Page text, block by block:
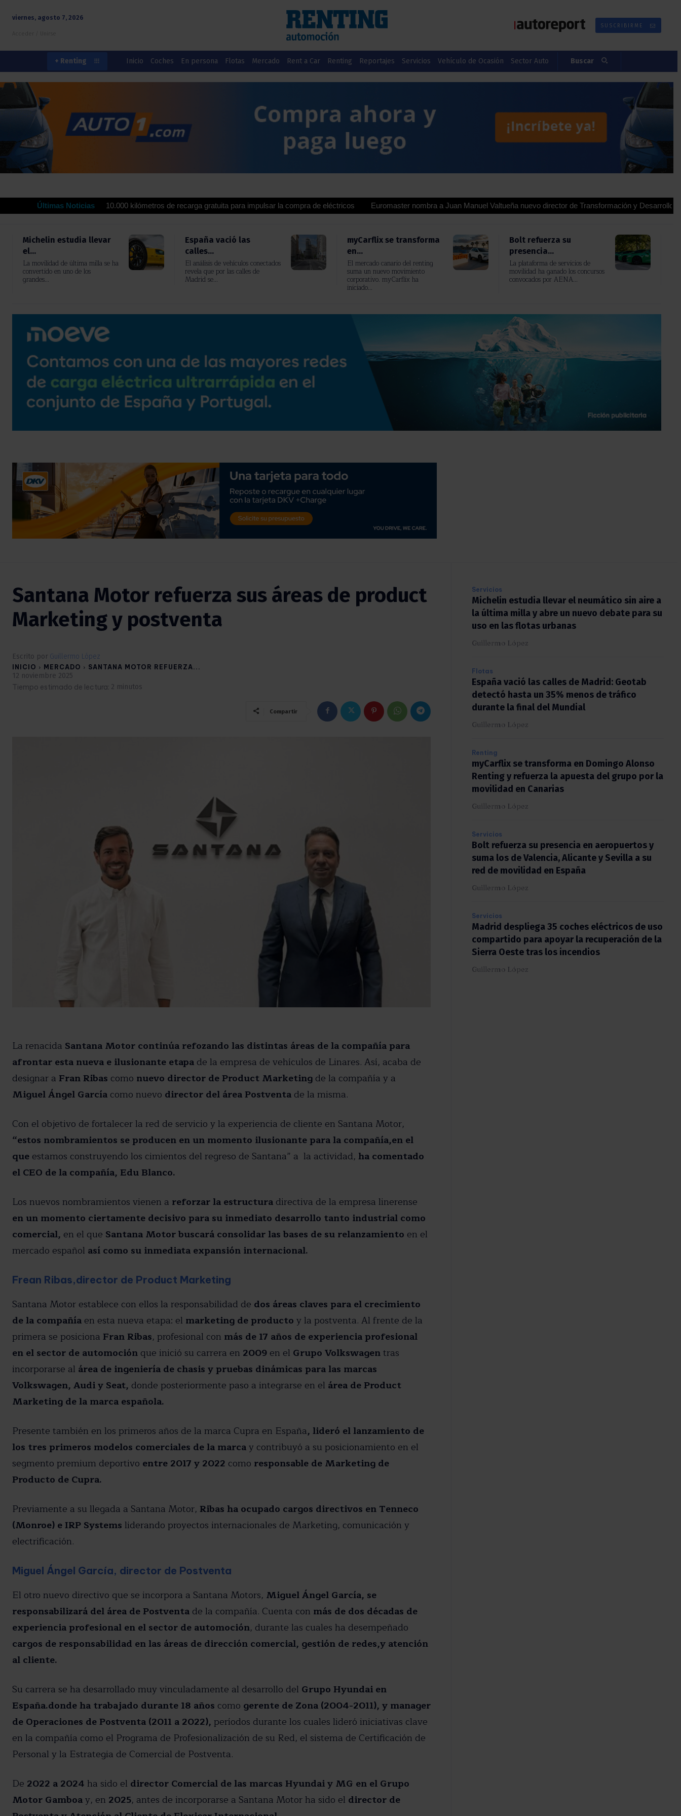
viernes, agosto 7, 2026
SUSCRIBIRME
+ Renting Inicio Coches En persona Flotas Mercado Rent a Car Renting Reportajes Servicios Vehículo de Ocasión Sector Auto Buscar
Últimas Noticias
ofrecen hasta 10.000 kilómetros de recarga gratuita para impulsar la compra de eléctricos Euromaster nombra a Juan Manuel Valtueña nuevo director de Transformación y Desarrollo para
Michelin estudia llevar
el...
La movilidad de última milla se ha
convertido en uno de los
grandes...
España vació las
calles...
El análisis de vehículos conectados
revela que por las calles de
Madrid se...
myCarflix se transforma
en...
El mercado canario del renting
suma un nuevo movimiento
corporativo. myCarflix ha
iniciado...
Bolt refuerza su
presencia...
La plataforma de servicios de
movilidad ha ganado los concursos
convocados por AENA...
Santana Motor refuerza sus áreas de product
Marketing y postventa
Escrito por Guillermo López
INICIO MERCADO SANTANA MOTOR REFUERZA...
12 noviembre 2025
Tiempo estimado de lectura: 2 minutos
Compartir
La renacida Santana Motor continúa refozando las distintas áreas de la compañía para
afrontar esta nueva e ilusionante etapa de la empresa de vehículos de Linares. Así, acaba de
designar a Fran Ribas como nuevo director de Product Marketing de la compañía y a
Miguel Ángel García como nuevo director del área Postventa de la misma.
Con el objetivo de fortalecer la red de servicio y la experiencia de cliente en Santana Motor,
“estos nombramientos se producen en un momento ilusionante para la compañía,en el
que estamos construyendo los cimientos del regreso de Santana” a la actividad, ha comentado
el CEO de la compañía, Edu Blanco.
Los nuevos nombramientos vienen a reforzar la estructura directiva de la empresa linerense
en un momento ciertamente decisivo para su inmediato desarrollo tanto industrial como
comercial, en el que Santana Motor buscará consolidar las bases de su relanzamiento en el
mercado español así como su inmediata expansión internacional.
Frean Ribas,director de Product Marketing
Santana Motor establece con ellos la responsabilidad de dos áreas claves para el crecimiento
de la compañía en esta nueva etapa: el marketing de producto y la postventa. Al frente de la
primera se posiciona Fran Ribas, profesional con más de 17 años de experiencia profesional
en el sector de automoción que inició su carrera en 2009 en el Grupo Volkswagentras
incorporarse al área de ingeniería de chasis y pruebas dinámicas para las marcas
Volkswagen, Audi y Seat, donde posteriormente paso a integrarse en el área de Product
Marketing de la marca española.
Presente también en los primeros años de la marca Cupra en España, lideró el lanzamiento de
los tres primeros modelos comerciales de la marcay contribuyó a su posicionamiento en el
segmento premium deportivo entre 2017 y 2022 como responsable de Marketing de
Producto de Cupra.
Previamente a su llegada a Santana Motor, Ribas ha ocupado cargos directivos en Tenneco
(Monroe) e IRP Systems liderando proyectos internacionales de Marketing, comunicación y
electrificación.
Miguel Ángel García, director de Postventa
El otro nuevo directivo que se incorpora a Santana Motors, Miguel Ángel García, se
responsabilizará del área de Postventa de la compañía. Cuenta con más de dos décadas de
experiencia profesional en el sector de automoción, durante las cuales ha desempeñado
cargos de responsabilidad en las áreas de dirección comercial, gestión de redes,y atención
al cliente.
Su carrera se ha desarrollado muy vinculadamente al desarrollo del Grupo Hyundai en
España.donde ha trabajado durante 18 años como gerente de Zona (2004-2011), y manager
de Operaciones de Postventa (2011 a 2022), períodos durante los cuales lideró iniciativas clave
en la compañía como el Programa de Profesionalización de su Red, el sistema de Certificación de
Personal y la Estrategia de Comercial de Postventa.
De 2022 a 2024 ha sido el director Comercial de las marcas Hyundai y MG en el Grupo
Motor Gamboay, en 2025, antes de incorporarse a Santana Motor ha sido el director de
Servicios
Michelin estudia llevar el neumático sin aire
a la última milla y abre un nuevo debate para
su uso en las flotas urbanas
Guillermo López
Flotas
España vació las calles de Madrid: Geotab
detectó hasta un 35% menos de tráfico
durante la final del Mundial
Guillermo López
Renting
myCarflix se transforma en Domingo Alonso
Renting y refuerza la apuesta del grupo por
la movilidad en Canarias
Guillermo López
Servicios
Bolt refuerza su presencia en aeropuertos y
suma los de Valencia, Alicante y Sevilla a su
red de movilidad en España
Guillermo López
Servicios
Madrid despliega 35 coches eléctricos de
uso compartido para apoyar la recuperación
de la Sierra Oeste tras los incendios
Guillermo López
Suscríbete a nuestro newsletter
Recibe toda la actualidad del motor en tu email.